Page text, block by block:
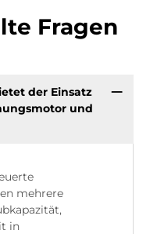
Fragen
der Einsatz
und
mehrere
in